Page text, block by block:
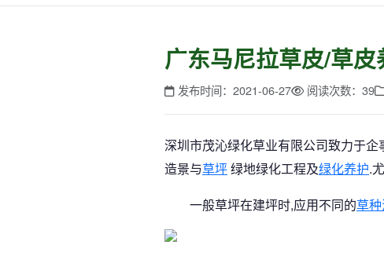
广东马尼拉草皮/草
发布时间：2021-06-27 阅读次数：39
深圳市茂沁绿化草业有限公司致力于
造景与草坪绿地绿化工程及绿化养护.
一般草坪在建坪时,应用不同的草